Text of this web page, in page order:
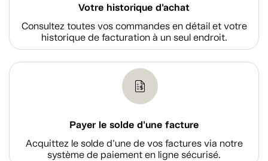
Votre historique d'achat
Consultez toutes vos commandes en détail et votre
historique de facturation à un seul endroit.
Payer le solde d'une facture
Acquittez le solde d’une de vos factures via notre
système de paiement en ligne sécurisé.